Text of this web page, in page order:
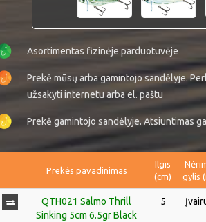
Asortimentas fizinėje parduotuvėje
Prekė mūsų arba gamintojo sandėlyje.
užsakyti internetu arba el. paštu
Prekė gamintojo sandėlyje. Atsiuntimas
Prekės pavadinimas
Ilgis
(cm)
gylis
QTH021 Salmo Thrill
Sinking 5cm 6.5gr Black
5